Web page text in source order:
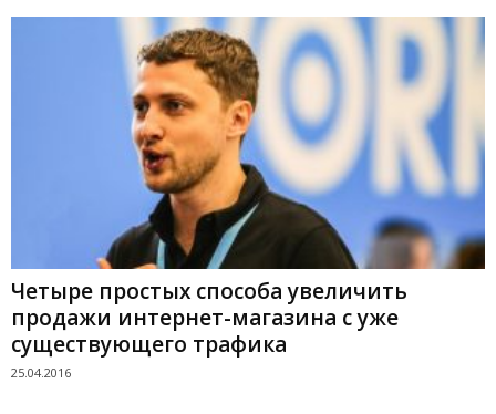
Четыре простых способа увеличить
продажи интернет-магазина с уже
существующего трафика
25.04.2016